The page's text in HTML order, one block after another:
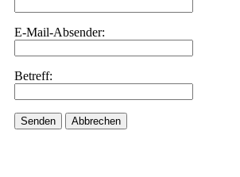
E-Mail-Absender:
Betreff:
Senden Abbrechen